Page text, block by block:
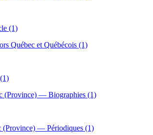
(1)
Québec et Québécois (1)
(Province) — Biographies (1)
(Province) — Périodiques (1)